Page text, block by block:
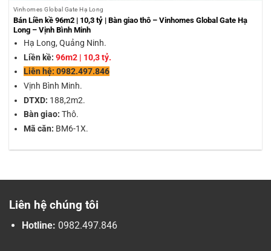
Vinhomes Global Gate Hạ Long
Bán Liền kề 96m2 | 10,3 tỷ | Bàn giao thô – Vinhomes Global Gate Hạ
Long – Vịnh Bình Minh
Hạ Long, Quảng Ninh.
Liền kề:96m2 | 10,3 tỷ.
Liên hệ: 0982.497.846
Vịnh Bình Minh.
DTXD: 188,2m2.
Bàn giao: Thô.
Mã căn: BM6-1X.
Liên hệ chúng tôi
Hotline: 0982.497.846